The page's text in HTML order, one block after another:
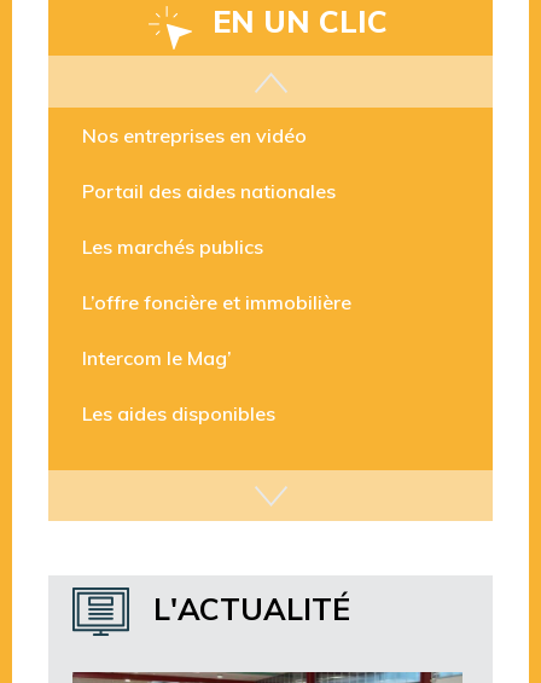
EN UN CLIC
Les aides disponibles
Nos entreprises en vidéo
Portail des aides nationales
Les marchés publics
L’offre foncière et immobilière
Intercom le Mag’
L'ACTUALITÉ